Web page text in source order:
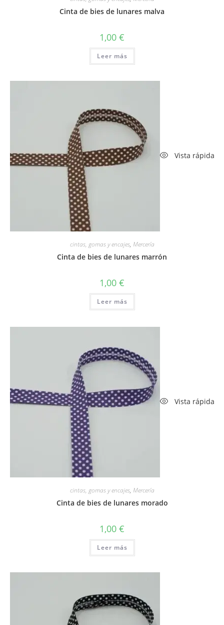
Cinta de bies de lunares malva
1,00 €
Leer más
Vista rápida
cintas, gomas y encajes, Mercería
Cinta de bies de lunares marrón
1,00 €
Leer más
Vista rápida
cintas, gomas y encajes, Mercería
Cinta de bies de lunares morado
1,00 €
Leer más